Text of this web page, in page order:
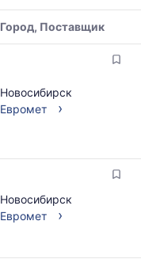
Город, Поставщик
Новосибирск
Евромет
›
Новосибирск
Евромет
›